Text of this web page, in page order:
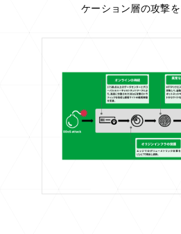
ケーション層の攻撃